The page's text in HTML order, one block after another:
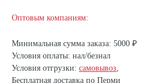
Оптовым компаниям:
Минимальная сумма заказа: 5000 ₽
Условия оплаты: нал/безнал
Условия отгрузки: самовывоз,
Бесплатная доставка по Перми